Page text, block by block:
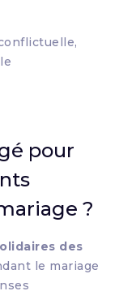
pour
?
des
le mariage